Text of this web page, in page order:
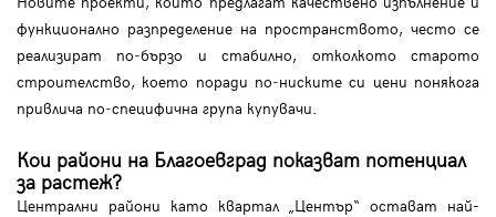
функционално разпределение на пространството, често се
реализират по‑бързо и стабилно, отколкото старото
строителство, което поради по‑ниските си цени понякога
привлича по‑специфична група купувачи.
Кои райони на Благоевград показват потенциал
за растеж?
Централни райони като квартал „Център“ остават най-